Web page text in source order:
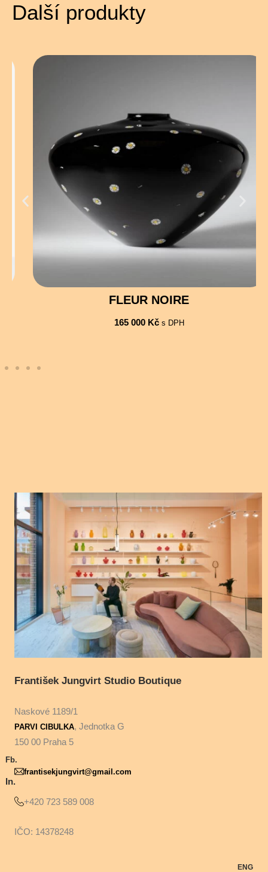
Fb.
In.
Další produkty
FLEUR NOIRE
165 000Kč s DPH
František Jungvirt Studio Boutique
Naskové 1189/1
PARVI CIBULKA, Jednotka G
150 00 Praha 5
frantisekjungvirt@gmail.com
+420 723 589 008
IČO: 14378248
ENG